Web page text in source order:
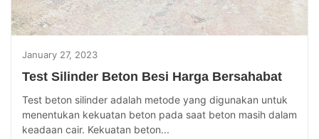
January 27, 2023
Test Silinder Beton Besi Harga Bersahabat
Test beton silinder adalah metode yang digunakan untuk
menentukan kekuatan beton pada saat beton masih dalam
keadaan cair. Kekuatan beton...